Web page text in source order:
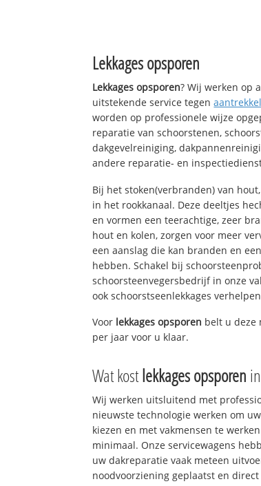
Lekkages opsporen
Lekkages opsporen? Wij werken op
uitstekende service tegen
worden op professionele wijze
reparatie van schoorstenen,
dakgevelreiniging,
andere reparatie- en
Bij het stoken(verbranden) van
in het rookkanaal. Deze deeltjes
en vormen een teerachtige, zeer
hout en kolen, zorgen voor meer
een aanslag die kan branden en
hebben. Schakel bij
schoorsteenvegersbedrijf in onze
ook schoorstseenlekkages
Voor lekkages opsporen belt u deze
per jaar voor u klaar.
Wat kostlekkages opsporen
Wij werken uitsluitend met
nieuwste technologie werken om
kiezen en met vakmensen te
minimaal. Onze servicewagens
uw dakreparatie vaak meteen
noodvoorziening geplaatst en